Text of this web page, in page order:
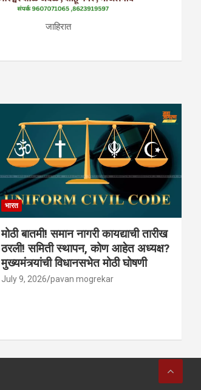
जाहिरात
भारत
मोठी बातमी! समान नागरी कायद्याची तारीख
ठरली! समिती स्थापन, कोण आहेत अध्यक्ष?
मुख्यमंत्र्यांची विधानसभेत मोठी घोषणी
July 9, 2026 pavan mogrekar